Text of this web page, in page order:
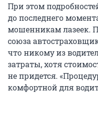
При этом
до последнего
мошенникам лазеек.
союза
что никому из
затраты, хотя
не придется.
комфортной для